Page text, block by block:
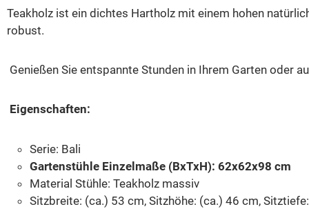
Teakholz ist ein dichtes Hartholz mit einem hohen
robust.
Genießen Sie entspannte Stunden in Ihrem Garten oder
Eigenschaften:
Serie: Bali
Gartenstühle Einzelmaße (BxTxH): 62x62x98 cm
Material Stühle: Teakholz massiv
Sitzbreite: (ca.) 53 cm, Sitzhöhe: (ca.) 46 cm,